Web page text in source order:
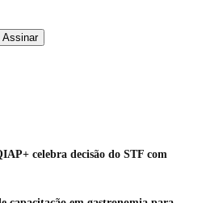
Assinar
celebra decisão do STF com